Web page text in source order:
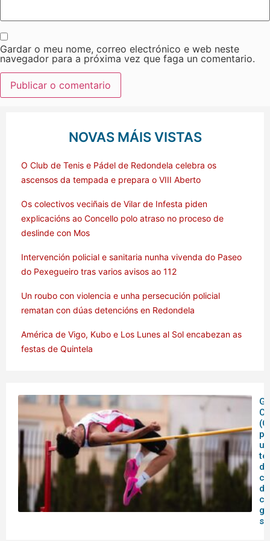
Gardar o meu nome, correo electrónico e web neste
navegador para a próxima vez que faga un comentario.
NOVAS MÁIS VISTAS
O Club de Tenis e Pádel de Redondela celebra os
ascensos da tempada e prepara o VIII Aberto
Os colectivos veciñais de Vilar de Infesta piden
explicacións ao Concello polo atraso no proceso de
deslinde con Mos
Intervención policial e sanitaria nunha vivenda do Paseo
do Pexegueiro tras varios avisos ao 112
Un roubo con violencia e unha persecución policial
rematan con dúas detencións en Redondela
América de Vigo, Kubo e Los Lunes al Sol encabezan as
festas de Quintela
de